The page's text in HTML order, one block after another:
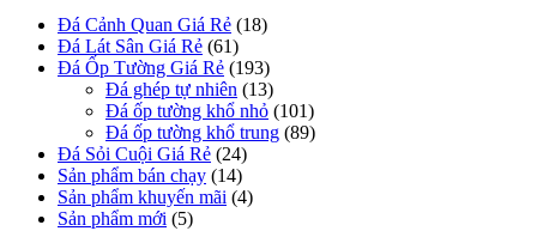
Đá Cảnh Quan Giá Rẻ (18)
Đá Lát Sân Giá Rẻ (61)
Đá Ốp Tường Giá Rẻ (193)
Đá ghép tự nhiên (13)
Đá ốp tường khổ nhỏ (101)
Đá ốp tường khổ trung (89)
Đá Sỏi Cuội Giá Rẻ (24)
Sản phẩm bán chạy (14)
Sản phẩm khuyến mãi (4)
Sản phẩm mới (5)